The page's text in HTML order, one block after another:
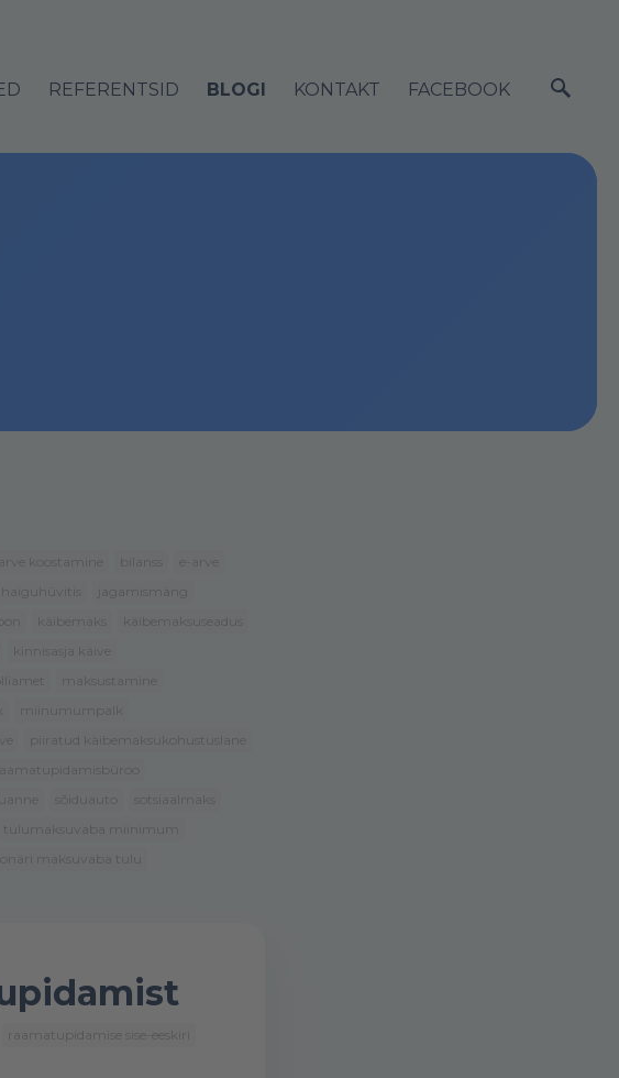
REFERENTSID BLOGI KONTAKT FACEBOOK
arve koostamine bilanss
e-arve
haiguhüvitis
jagamismäng
käibemaks
käibemaksuseadus
kinnisasja käive
maksustamine
miinumumpalk
piiratud käibemaksukohustuslane
raamatupidamisbüroo
sõiduauto
sotsiaalmaks
tulumaksuvaba miinimum
maksuvaba tulu
raamatupidamise sise-eeskiri